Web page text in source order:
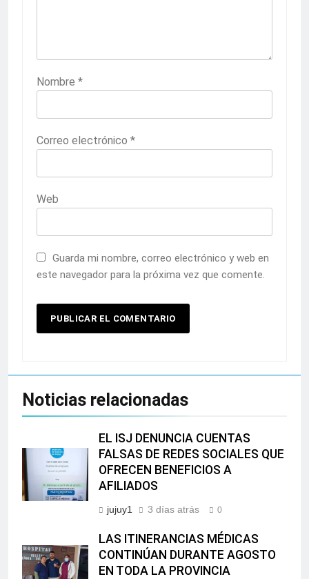
Nombre *
Correo electrónico *
Web
Guarda mi nombre, correo electrónico y web en
este navegador para la próxima vez que comente.
Noticias relacionadas
EL ISJ DENUNCIA CUENTAS
FALSAS DE REDES SOCIALES QUE
OFRECEN BENEFICIOS A
AFILIADOS
jujuy1 3 días atrás 0
LAS ITINERANCIAS MÉDICAS
CONTINÚAN DURANTE AGOSTO
EN TODA LA PROVINCIA